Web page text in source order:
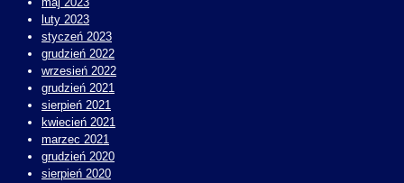
luty 2023
styczeń 2023
grudzień 2022
wrzesień 2022
grudzień 2021
sierpień 2021
kwiecień 2021
marzec 2021
grudzień 2020
sierpień 2020